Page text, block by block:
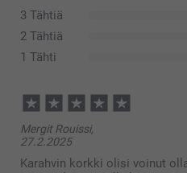
3 Tähtiä
2 Tähtiä
1 Tähti
Mergit Rouissi,
27.2.2025
Karahvin korkki olisi voinut